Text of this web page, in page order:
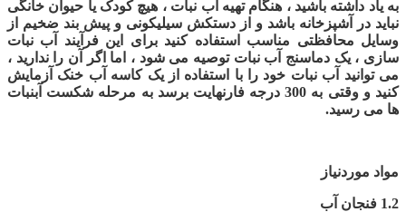
به یاد داشته باشید ، هنگام تهیه آب نبات ، هیچ کودک یا حیوان خانگی
نباید در آشپزخانه باشد و از دستکش سیلیکونی و پیش بند ضخیم از
وسایل محافظتی مناسب استفاده کنید برای این فرآیند آب نبات
سازی ، یک دماسنج آب نبات توصیه می شود ، اما اگر آن را ندارید ،
می توانید آب نبات خود را با استفاده از یک کاسه آب خنک آزمایش
کنید و وقتی به 300 درجه فارنهایت برسد به مرحله شکست آبنبات
ها می رسید.
مواد موردنیاز
1.2 فنجان آب